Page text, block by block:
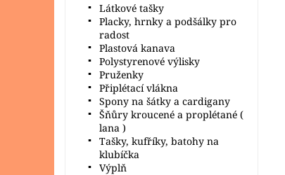
Látkové tašky
Placky, hrnky a podšálky pro
radost
Plastová kanava
Polystyrenové výlisky
Pruženky
Připlétací vlákna
Spony na šátky a cardigany
Šňůry kroucené a proplétané (
lana )
Tašky, kufříky, batohy na
klubíčka
Výplň